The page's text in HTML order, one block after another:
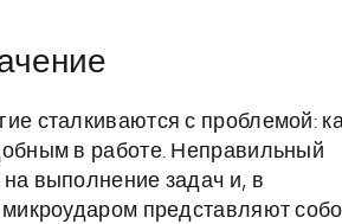
сталкиваются с проблемой:
в работе. Неправильный
выполнение задач и, в
представляют